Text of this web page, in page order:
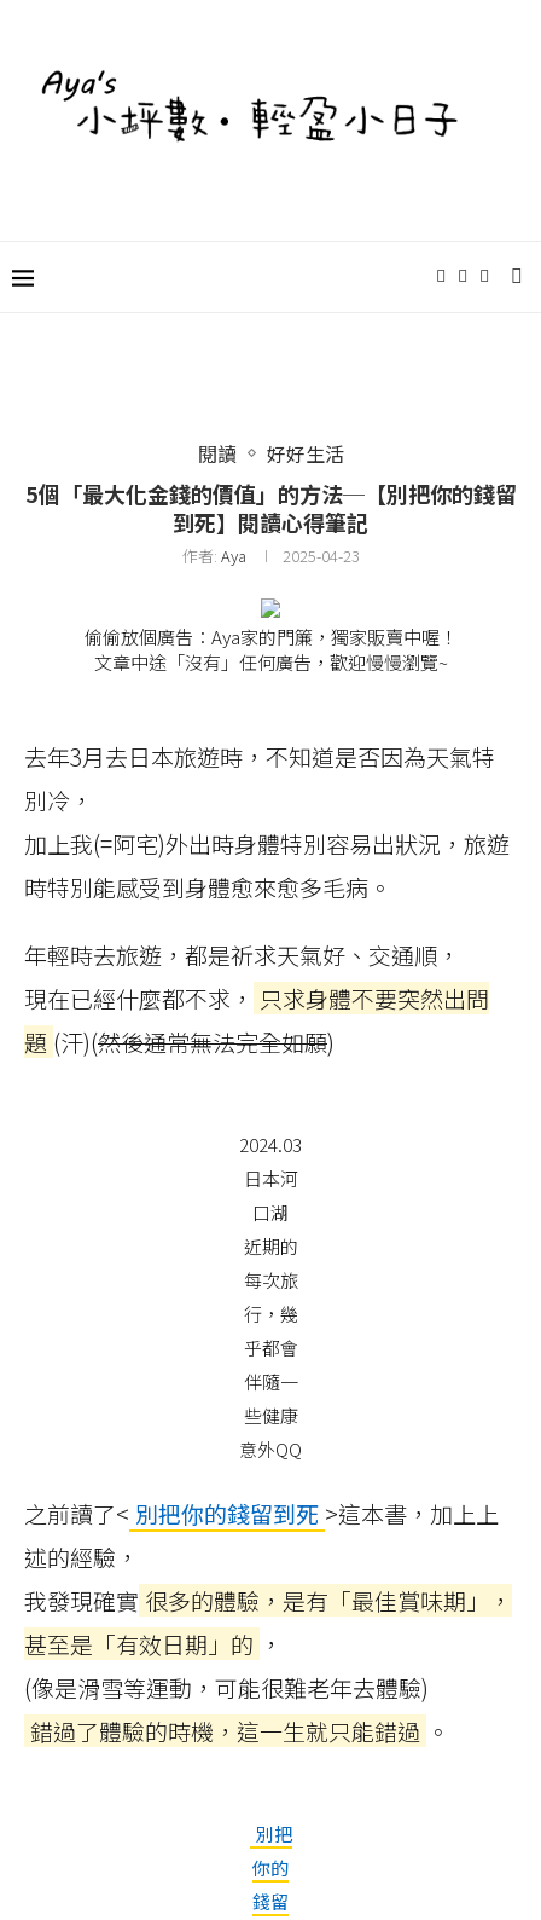
閱讀 好好生活
5個「最大化金錢的價值」的方法─【別把你的錢留
到死】閱讀心得筆記
作者: Aya 2025-04-23
偷偷放個廣告：Aya家的門簾，獨家販賣中喔！
文章中途「沒有」任何廣告，歡迎慢慢瀏覽~
去年3月去日本旅遊時，不知道是否因為天氣特
別冷，
加上我(=阿宅)外出時身體特別容易出狀況，旅遊
時特別能感受到身體愈來愈多毛病。
年輕時去旅遊，都是祈求天氣好、交通順，
現在已經什麼都不求， 只求身體不要突然出問
題 (汗)(然後通常無法完全如願)
2024.03
日本河
口湖
近期的
每次旅
行，幾
乎都會
伴隨一
些健康
意外QQ
之前讀了< 別把你的錢留到死 >這本書，加上上
述的經驗，
我發現確實 很多的體驗，是有「最佳賞味期」，
甚至是「有效日期」的 ，
(像是滑雪等運動，可能很難老年去體驗)
錯過了體驗的時機，這一生就只能錯過 。
別把
你的
錢留